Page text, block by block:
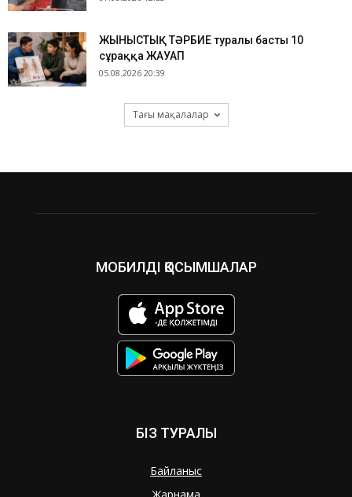
ЖЫНЫСТЫҚ ТӘРБИЕ туралы басты 10
сұраққа ЖАУАП
05.08.2026 20:39
Тағы мақалалар
МОБИЛДІ ҚОСЫМШАЛАР
БІЗ ТУРАЛЫ
Байланыс